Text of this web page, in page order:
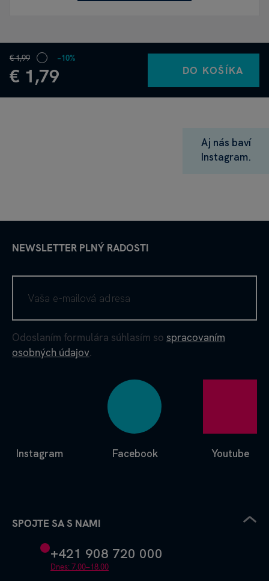
€ 1,99
€ 1,79
−10%
DO KOŠÍKA
Aj nás baví
Instagram.
NEWSLETTER PLNÝ RADOSTI
Odoslaním formulára súhlasím so spracovaním
osobných údajov.
Facebook
Instagram Youtube
SPOJTE SA S NAMI
+421 908 720 000
Dnes: 7.00–18.00